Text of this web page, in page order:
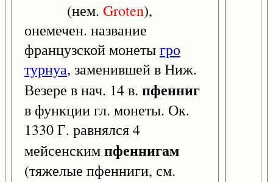
(нем. Groten),
онемечен. название
французской монетыгро
турнуа, заменившей в Ниж.
Везере в нач. 14 в. пфенниг
в функции гл. монеты. Ок.
1330 Г. равнялся 4
мейсенскимпфеннигам
(тяжелые пфенниги, см.